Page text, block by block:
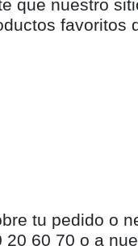
que nuestro
favoritos
tu pedido o
20 60 70 o a